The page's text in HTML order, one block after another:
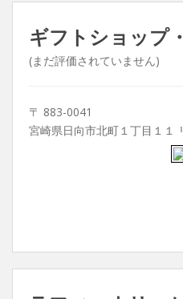
ギフトショップ
(まだ評価されていません)
〒 883-0041
宮崎県日向市北町１丁目１１